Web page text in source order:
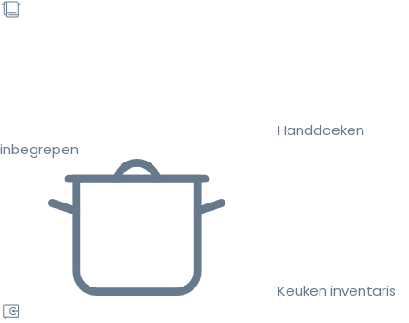
Handdoeken
inbegrepen
Keuken inventaris